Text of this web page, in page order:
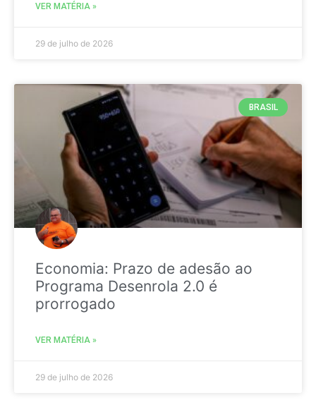
VER MATÉRIA »
29 de julho de 2026
BRASIL
Economia: Prazo de adesão ao
Programa Desenrola 2.0 é
prorrogado
VER MATÉRIA »
29 de julho de 2026